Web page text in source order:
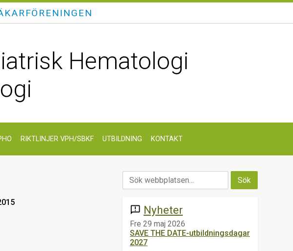
Hematologi
RIKTLINJER VPH/SBKF UTBILDNING KONTAKT
announcement Nyheter
Fre 29 maj 2026
SAVE THE DATE-utbildningsdagar
2027